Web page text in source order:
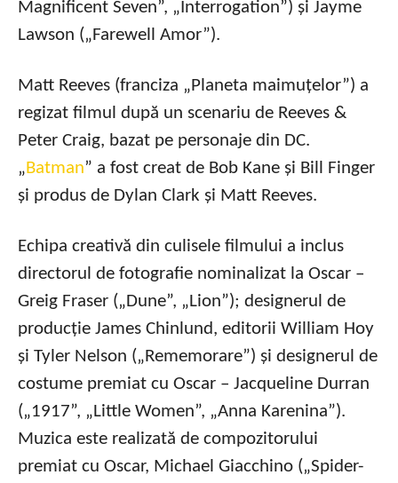
Magnificent Seven”, „Interrogation”) și Jayme
Lawson („Farewell Amor”).
Matt Reeves (franciza „Planeta maimuțelor”) a
regizat filmul după un scenariu de Reeves &
Peter Craig, bazat pe personaje din DC.
„Batman” a fost creat de Bob Kane și Bill Finger
și produs de Dylan Clark și Matt Reeves.
Echipa creativă din culisele filmului a inclus
directorul de fotografie nominalizat la Oscar –
Greig Fraser („Dune”, „Lion”); designerul de
producție James Chinlund, editorii William Hoy
și Tyler Nelson („Rememorare”) și designerul de
costume premiat cu Oscar – Jacqueline Durran
(„1917”, „Little Women”, „Anna Karenina”).
Muzica este realizată de compozitorului
premiat cu Oscar, Michael Giacchino („Spider-